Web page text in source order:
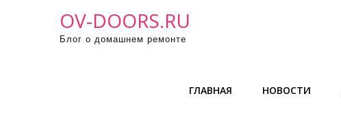
OV-DOORS.RU
Блог о домашнем ремонте
ГЛАВНАЯ НОВОСТИ